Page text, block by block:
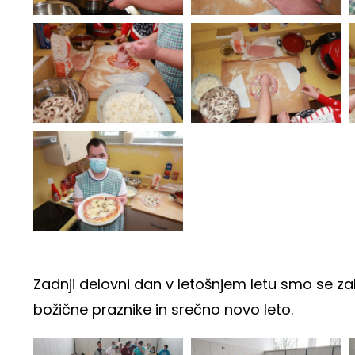
Zadnji delovni dan v letošnjem letu smo se
božične praznike in srečno novo leto.